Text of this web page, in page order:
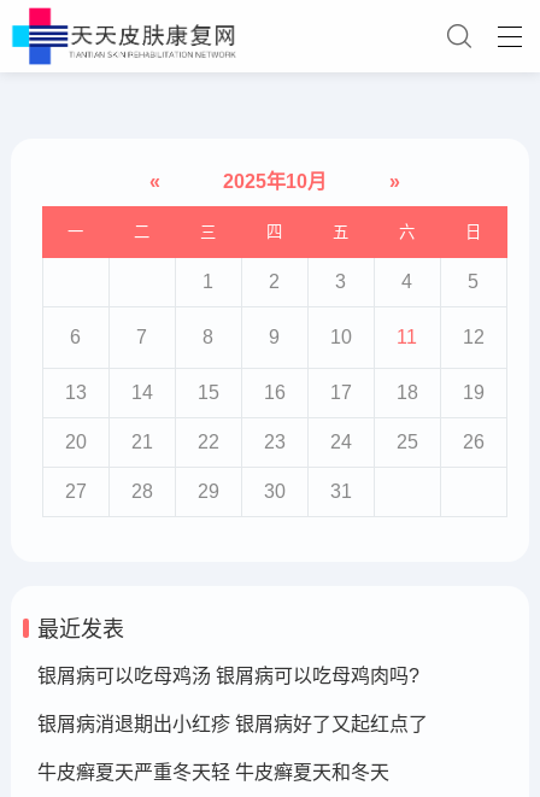
« 2025年10月 »
一 二 三 四 五 六 日
1 2 3 4 5
6 7 8 9 10 11 12
13 14 15 16 17 18 19
20 21 22 23 24 25 26
27 28 29 30 31
最近发表
银屑病可以吃母鸡汤 银屑病可以吃母鸡肉吗?
银屑病消退期出小红疹 银屑病好了又起红点了
牛皮癣夏天严重冬天轻 牛皮癣夏天和冬天